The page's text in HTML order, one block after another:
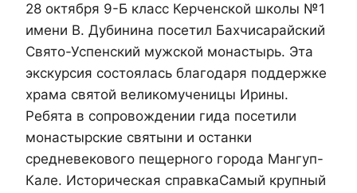
28 октября 9-Б класс Керченской школы №1
имени В. Дубинина посетил Бахчисарайский
Свято-Успенский мужской монастырь. Эта
экскурсия состоялась благодаря поддержке
храма святой великомученицы Ирины.
Ребята в сопровождении гида посетили
монастырские святыни и останки
средневекового пещерного города Мангуп-
Кале. Историческая справкаСамый крупный